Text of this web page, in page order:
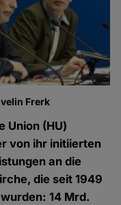
Frerk
Union (HU)
von ihr initiierten
an die
die seit 1949
14 Mrd.